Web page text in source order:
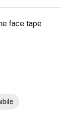
face tape